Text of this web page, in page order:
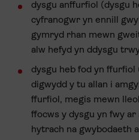
dysgu anffurfiol (dysgu
cyfranogwr yn ennill
gymryd rhan mewn
alw hefyd yn ddysgu
dysgu heb fod yn ffurfiol
digwydd y tu allan i
ffurfiol, megis mewn
ffocws y dysgu yn fwy
hytrach na gwybodaeth